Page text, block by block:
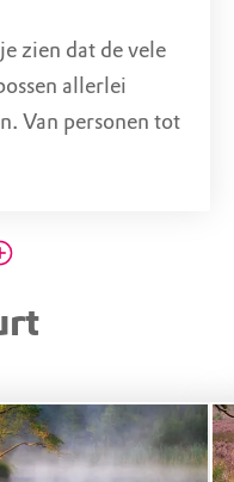
zien dat de vele
allerlei
Van personen tot
schuilt een
kans dat je of
hoort of het